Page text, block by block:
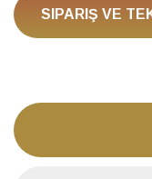
SIPARIŞ VE